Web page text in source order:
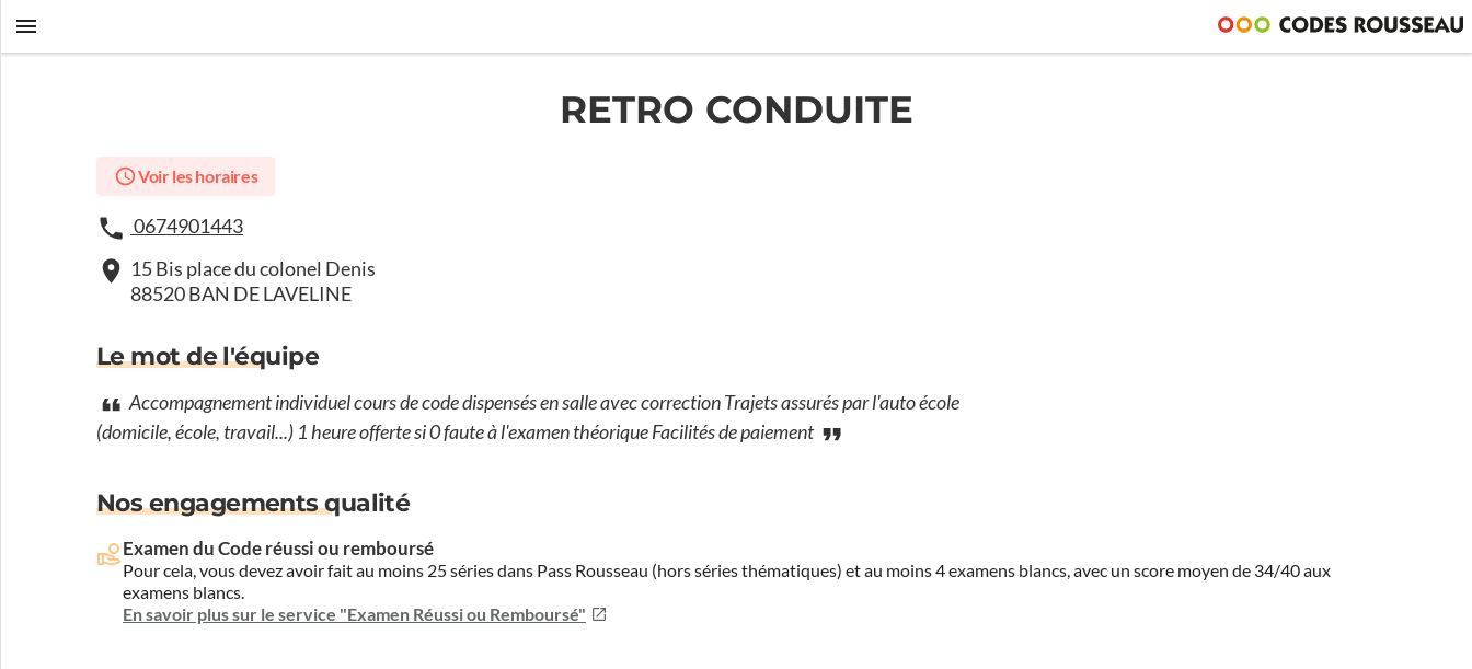
RETRO CONDUITE
Voir les horaires
0674901443
15 Bis place du colonel Denis
88520 BAN DE LAVELINE
Le mot de l'équipe
Accompagnement individuel cours de code dispensés en salle avec correction Trajets assurés par l'auto école
(domicile, école, travail...) 1 heure offerte si 0 faute à l'examen théorique Facilités de paiement
Nos engagements qualité
Examen du Code réussi ou remboursé
Pour cela, vous devez avoir fait au moins 25 séries dans Pass Rousseau (hors séries thématiques) et au moins 4 examens blancs, avec un score moyen de 34/40 aux
examens blancs.
En savoir plus sur le service "Examen Réussi ou Remboursé"